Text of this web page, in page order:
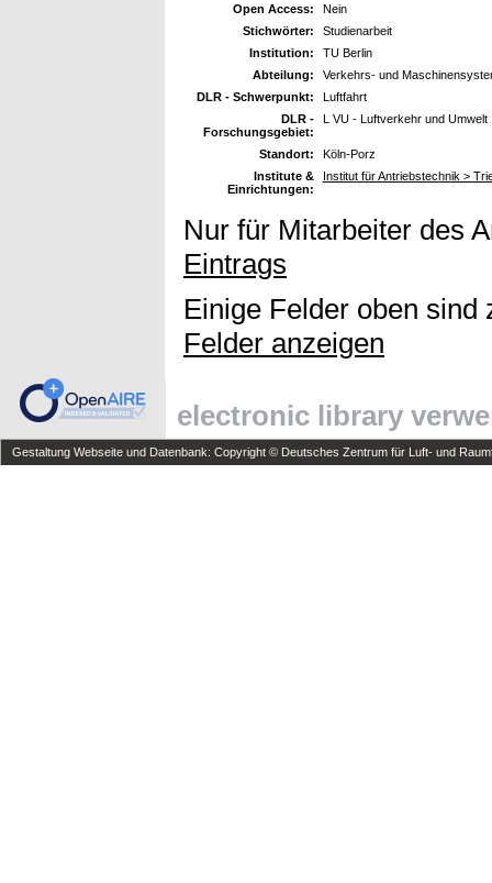
Open Access:
Nein
Stichwörter:
Studienarbeit
Institution:
TU Berlin
Abteilung:
Verkehrs- und
DLR - Schwerpunkt:
Luftfahrt
DLR -
Forschungsgebiet:
L VU - Luftverkehr und Umwelt
Standort:
Köln-Porz
Institute &
Einrichtungen:
Institut für Antriebstechnik >
Nur für Mitarbeiter des
Eintrags
Einige Felder oben
Felder anzeigen
electronic library
Gestaltung Webseite und Datenbank: Copyright © Deutsches Zentrum für Luft- und